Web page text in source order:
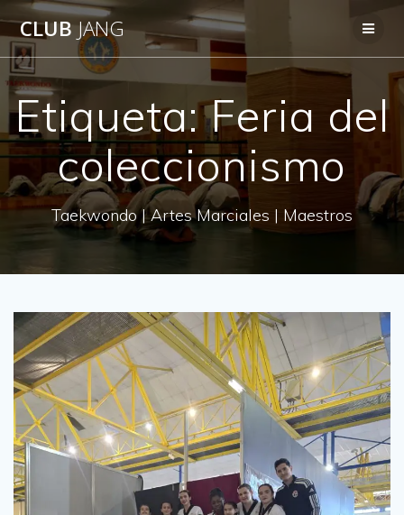
Saltar
al
contenido
CLUBJANG
Etiqueta:Feria del
coleccionismo
Taekwondo | Artes Marciales | Maestros